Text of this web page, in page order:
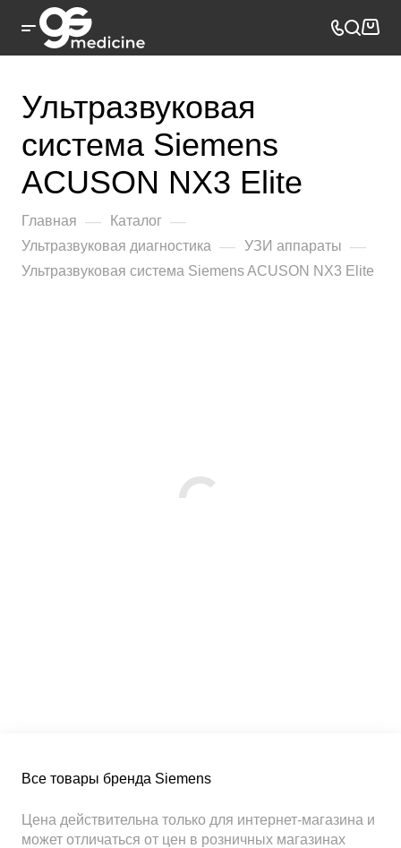
Ультразвуковая
система Siemens
ACUSON NX3 Elite
Главная — Каталог —
Ультразвуковая диагностика — УЗИ аппараты —
Ультразвуковая система Siemens ACUSON NX3 Elite
Все товары бренда Siemens
Цена действительна только для интернет-магазина и
может отличаться от цен в розничных магазинах